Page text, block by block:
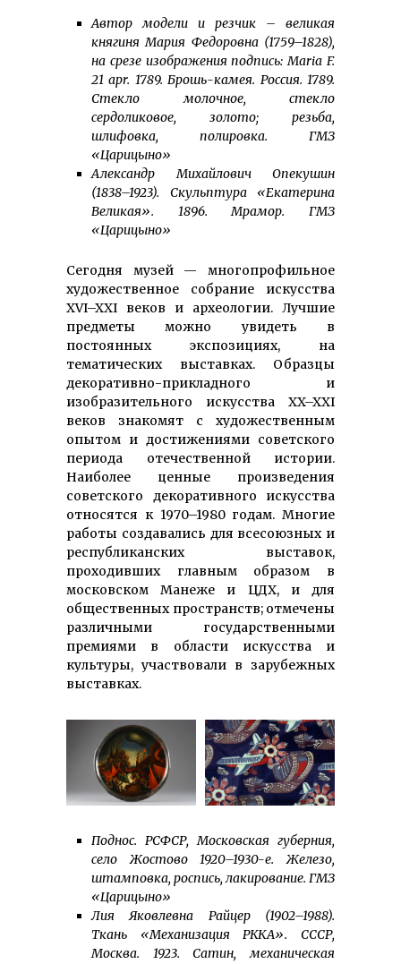
Автор модели и резчик – великая
княгиня Мария Федоровна (1759–1828),
на срезе изображения подпись: Maria F.
21 apr. 1789. Брошь-камея. Россия. 1789.
Стекло молочное, стекло
сердоликовое, золото; резьба,
шлифовка, полировка. ГМЗ
«Царицыно»
Александр Михайлович Опекушин
(1838–1923). Скульптура «Екатерина
Великая». 1896. Мрамор. ГМЗ
«Царицыно»
Сегодня музей — многопрофильное
художественное собрание искусства
XVI–XXI веков и археологии. Лучшие
предметы можно увидеть в
постоянных экспозициях, на
тематических выставках. Образцы
декоративно-прикладного и
изобразительного искусства XX–XXI
веков знакомят с художественным
опытом и достижениями советского
периода отечественной истории.
Наиболее ценные произведения
советского декоративного искусства
относятся к 1970–1980 годам. Многие
работы создавались для всесоюзных и
республиканских выставок,
проходивших главным образом в
московском Манеже и ЦДХ, и для
общественных пространств; отмечены
различными государственными
премиями в области искусства и
культуры, участвовали в зарубежных
выставках.
Поднос. РСФСР, Московская губерния,
село Жостово 1920–1930-е. Железо,
штамповка, роспись, лакирование. ГМЗ
«Царицыно»
Лия Яковлевна Райцер (1902–1988).
Ткань «Механизация РККА». СССР,
Москва. 1923. Сатин, механическая